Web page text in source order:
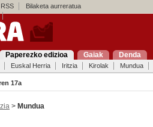
RSS
Bilaketa aurreratua
Paperezko edizioa Gaiak Denda
Euskal Herria Iritzia Kirolak Mundua
17a
> Mundua